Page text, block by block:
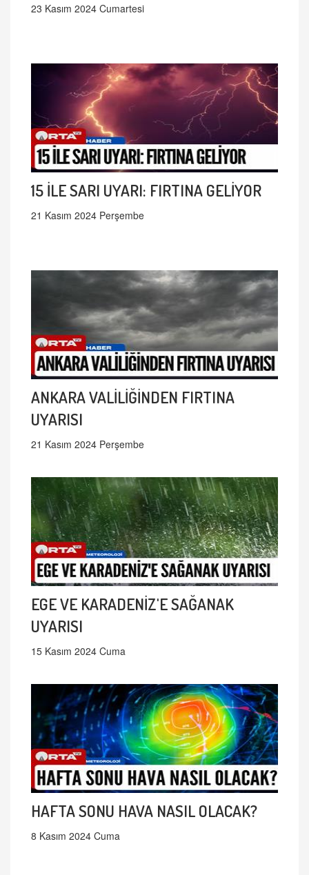
23 Kasım 2024 Cumartesi
15 İLE SARI UYARI: FIRTINA GELİYOR
21 Kasım 2024 Perşembe
ANKARA VALİLİĞİNDEN FIRTINA
UYARISI
21 Kasım 2024 Perşembe
EGE VE KARADENİZ'E SAĞANAK
UYARISI
15 Kasım 2024 Cuma
HAFTA SONU HAVA NASIL OLACAK?
8 Kasım 2024 Cuma